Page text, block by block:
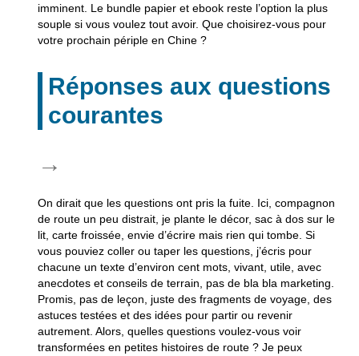
imminent. Le bundle papier et ebook reste l’option la plus
souple si vous voulez tout avoir. Que choisirez-vous pour
votre prochain périple en Chine ?
Réponses aux questions
courantes
On dirait que les questions ont pris la fuite. Ici, compagnon
de route un peu distrait, je plante le décor, sac à dos sur le
lit, carte froissée, envie d’écrire mais rien qui tombe. Si
vous pouviez coller ou taper les questions, j’écris pour
chacune un texte d’environ cent mots, vivant, utile, avec
anecdotes et conseils de terrain, pas de bla bla marketing.
Promis, pas de leçon, juste des fragments de voyage, des
astuces testées et des idées pour partir ou revenir
autrement. Alors, quelles questions voulez-vous voir
transformées en petites histoires de route ? Je peux